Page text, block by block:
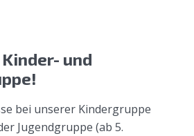
und
bei unserer Kindergruppe
Jugendgruppe (ab 5.